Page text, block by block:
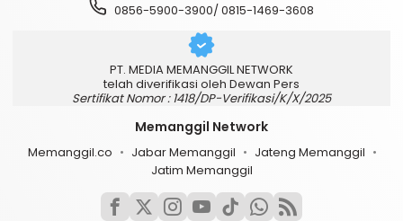
0856-5900-3900/ 0815-1469-3608
PT. MEDIA MEMANGGIL NETWORK
telah diverifikasi oleh Dewan Pers
Sertifikat Nomor : 1418/DP-Verifikasi/K/X/2025
Memanggil Network
Memanggil.co Jabar Memanggil
Jateng Memanggil
Jatim Memanggil